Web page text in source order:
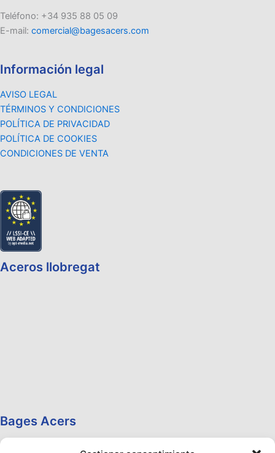
Teléfono: +34 935 88 05 09
E-mail: comercial@bagesacers.com
Información legal
AVISO LEGAL
TÉRMINOS Y CONDICIONES
POLÍTICA DE PRIVACIDAD
POLÍTICA DE COOKIES
CONDICIONES DE VENTA
Aceros llobregat
Bages Acers